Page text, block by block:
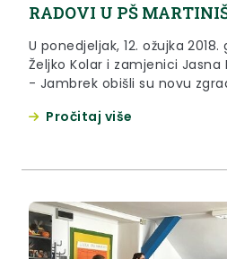
RADOVI U PŠ
U ponedjeljak, 12. ožujka
Željko Kolar i zamjenici Jasna
- Jambrek obišli su novu
Pročitaj više